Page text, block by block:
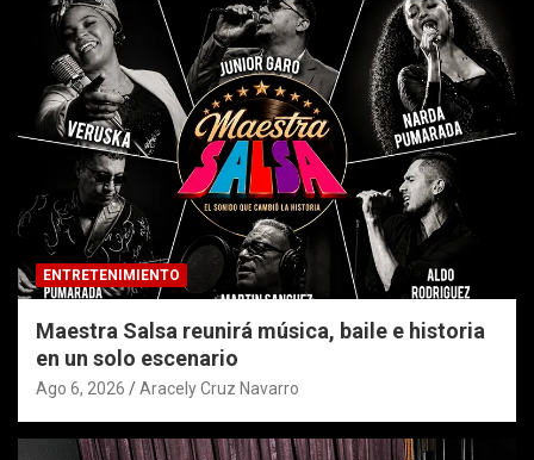
ENTRETENIMIENTO
Maestra Salsa reunirá música, baile e historia
en un solo escenario
Ago 6, 2026 Aracely Cruz Navarro